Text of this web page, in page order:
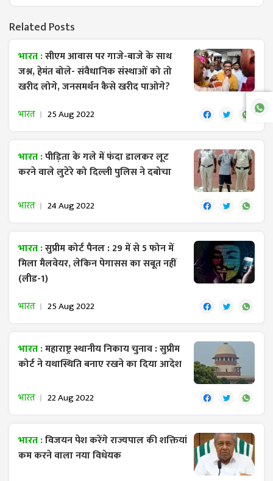
Related Posts
भारत :सीएम आवास पर गाजे-बाजे के साथ
जश्न, हेमंत बोले- संवैधानिक संस्थाओं को तो
खरीद लोगे, जनसमर्थन कैसे खरीद पाओगे?
भारत 25 Aug 2022
भारत :पीड़िता के गले में फंदा डालकर लूट
करने वाले लुटेरे को दिल्ली पुलिस ने दबोचा
भारत 24 Aug 2022
भारत :सुप्रीम कोर्ट पैनल : 29 में से 5 फोन में
मिला मैलवेयर, लेकिन पेगासस का सबूत नहीं
(लीड-1)
भारत 25 Aug 2022
भारत :महाराष्ट्र स्थानीय निकाय चुनाव : सुप्रीम
कोर्ट ने यथास्थिति बनाए रखने का दिया आदेश
भारत 22 Aug 2022
भारत :विजयन पेश करेंगे राज्यपाल की शक्तियां
कम करने वाला नया विधेयक